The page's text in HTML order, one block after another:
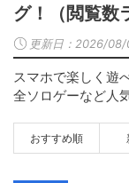
グ！（閲覧数
更新日： 2026/08/
スマホで楽しく遊
全ソロゲーなど人
おすすめ順